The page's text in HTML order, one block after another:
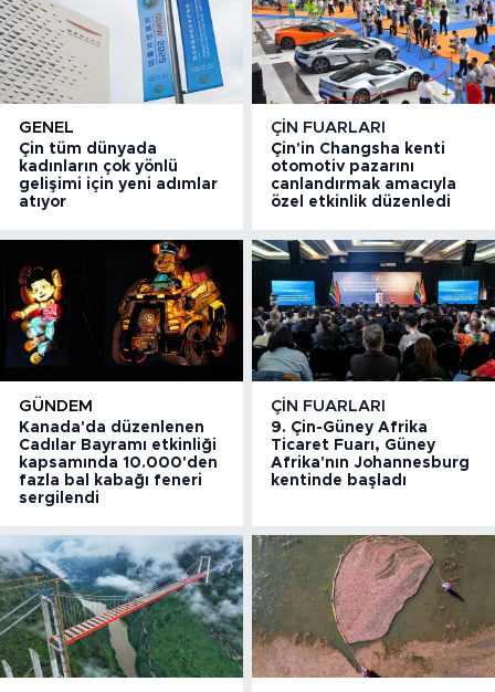
GENEL
Çin tüm dünyada
kadınların çok yönlü
gelişimi için yeni adımlar
atıyor
ÇIN FUARLARI
Çin'in Changsha kenti
otomotiv pazarını
canlandırmak amacıyla
özel etkinlik düzenledi
GÜNDEM
Kanada'da düzenlenen
Cadılar Bayramı etkinliği
kapsamında 10.000'den
fazla bal kabağı feneri
sergilendi
ÇIN FUARLARI
9. Çin-Güney Afrika
Ticaret Fuarı, Güney
Afrika'nın Johannesburg
kentinde başladı